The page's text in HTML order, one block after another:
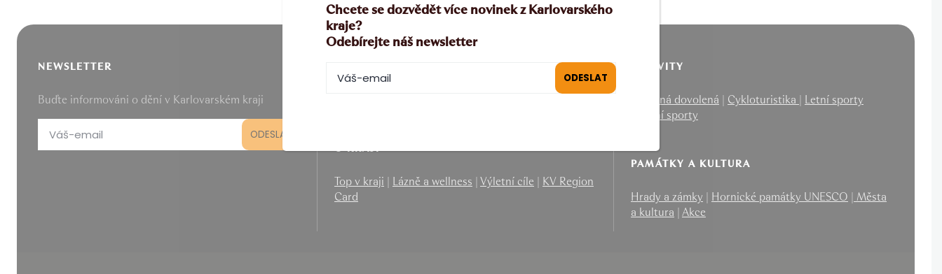
NEWSLETTER
Buďte informováni o dění v Karlovarském kraji
O KRAJI
Top v kraji Lázně a wellness Výletní cíle
KV Region
Card
AKTIVITY
Rodinná dovolená Cykloturistika
Letní sporty
Zimní sporty
PAMÁTKY A KULTURA
Hrady a zámky Hornické památky UNESCO
Města
a kultura
Akce
Chcete se dozvědět více novinek z Karlovarského
kraje?
Odebírejte náš newsletter